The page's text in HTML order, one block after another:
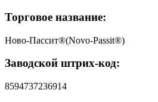
Торговое название:
Ново-Пассит®(Novo-Passit®)
Заводской штрих-код:
8594737236914